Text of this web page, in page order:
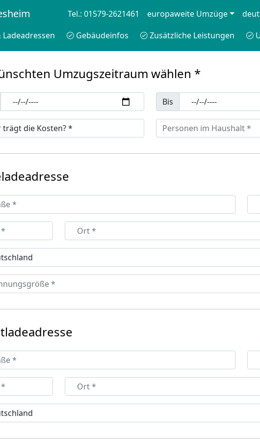
Tel.: 01579-2621461 europaweite Umzüge
Gebäudeinfos Zusätzliche Leistungen
Umzugszeitraum wählen *
Bis